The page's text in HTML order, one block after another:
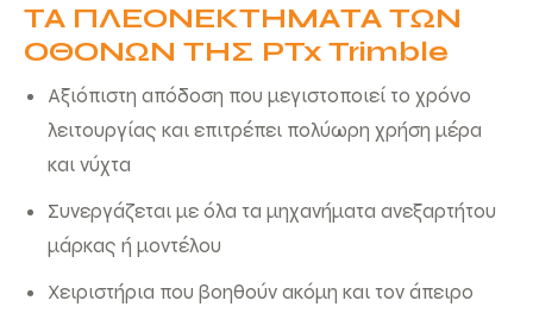
ΤΑ ΠΛΕΟΝΕΚΤΗΜΑΤΑ ΤΩΝ
ΟΘΟΝΩΝ ΤΗΣ PTx Trimble
Αξιόπιστη απόδοση που μεγιστοποιεί το χρόνο
λειτουργίας και επιτρέπει πολύωρη χρήση μέρα
και νύχτα
Συνεργάζεται με όλα τα μηχανήματα ανεξαρτήτου
μάρκας ή μοντέλου
Χειριστήρια που βοηθούν ακόμη και τον άπειρο